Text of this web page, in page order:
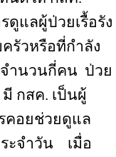
ดูแลผู้ป่วยเรื้อรัง
รัวหรือที่กำลัง
จำนวนกี่คน ป่วย
มี กสค. เป็นผู้
คอยช่วยดูแล
ะจำวัน
เมื่อ